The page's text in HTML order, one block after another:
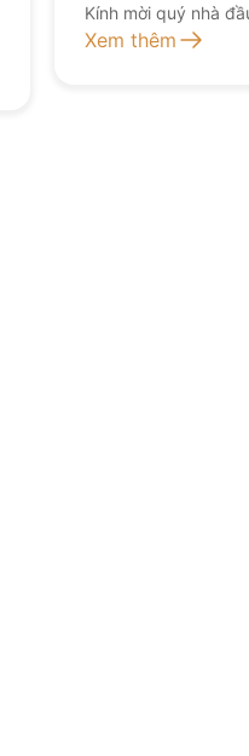
CÓ XU HƯỚNG
Kính mời quý nhà
Xem thêm